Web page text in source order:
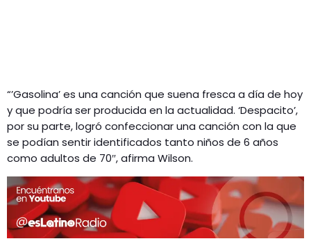
“’Gasolina’ es una canción que suena fresca a día de hoy
y que podría ser producida en la actualidad. ‘Despacito’,
por su parte, logró confeccionar una canción con la que
se podían sentir identificados tanto niños de 6 años
como adultos de 70″, afirma Wilson.